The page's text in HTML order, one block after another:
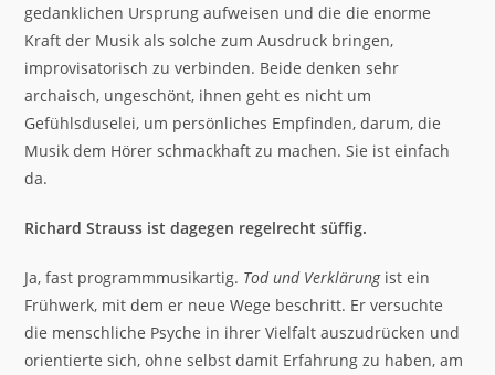
gedanklichen Ursprung aufweisen und die die enorme
Kraft der Musik als solche zum Ausdruck bringen,
improvisatorisch zu verbinden. Beide denken sehr
archaisch, ungeschönt, ihnen geht es nicht um
Gefühlsduselei, um persönliches Empfinden, darum, die
Musik dem Hörer schmackhaft zu machen. Sie ist einfach
da.
Richard Strauss ist dagegen regelrecht süffig.
Ja, fast programmmusikartig. Tod und Verklärungist ein
Frühwerk, mit dem er neue Wege beschritt. Er versuchte
die menschliche Psyche in ihrer Vielfalt auszudrücken und
orientierte sich, ohne selbst damit Erfahrung zu haben, am